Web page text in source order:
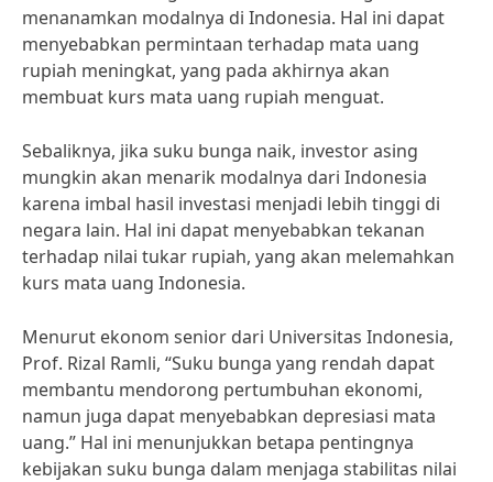
menanamkan modalnya di Indonesia. Hal ini dapat
menyebabkan permintaan terhadap mata uang
rupiah meningkat, yang pada akhirnya akan
membuat kurs mata uang rupiah menguat.
Sebaliknya, jika suku bunga naik, investor asing
mungkin akan menarik modalnya dari Indonesia
karena imbal hasil investasi menjadi lebih tinggi di
negara lain. Hal ini dapat menyebabkan tekanan
terhadap nilai tukar rupiah, yang akan melemahkan
kurs mata uang Indonesia.
Menurut ekonom senior dari Universitas Indonesia,
Prof. Rizal Ramli, “Suku bunga yang rendah dapat
membantu mendorong pertumbuhan ekonomi,
namun juga dapat menyebabkan depresiasi mata
uang.” Hal ini menunjukkan betapa pentingnya
kebijakan suku bunga dalam menjaga stabilitas nilai